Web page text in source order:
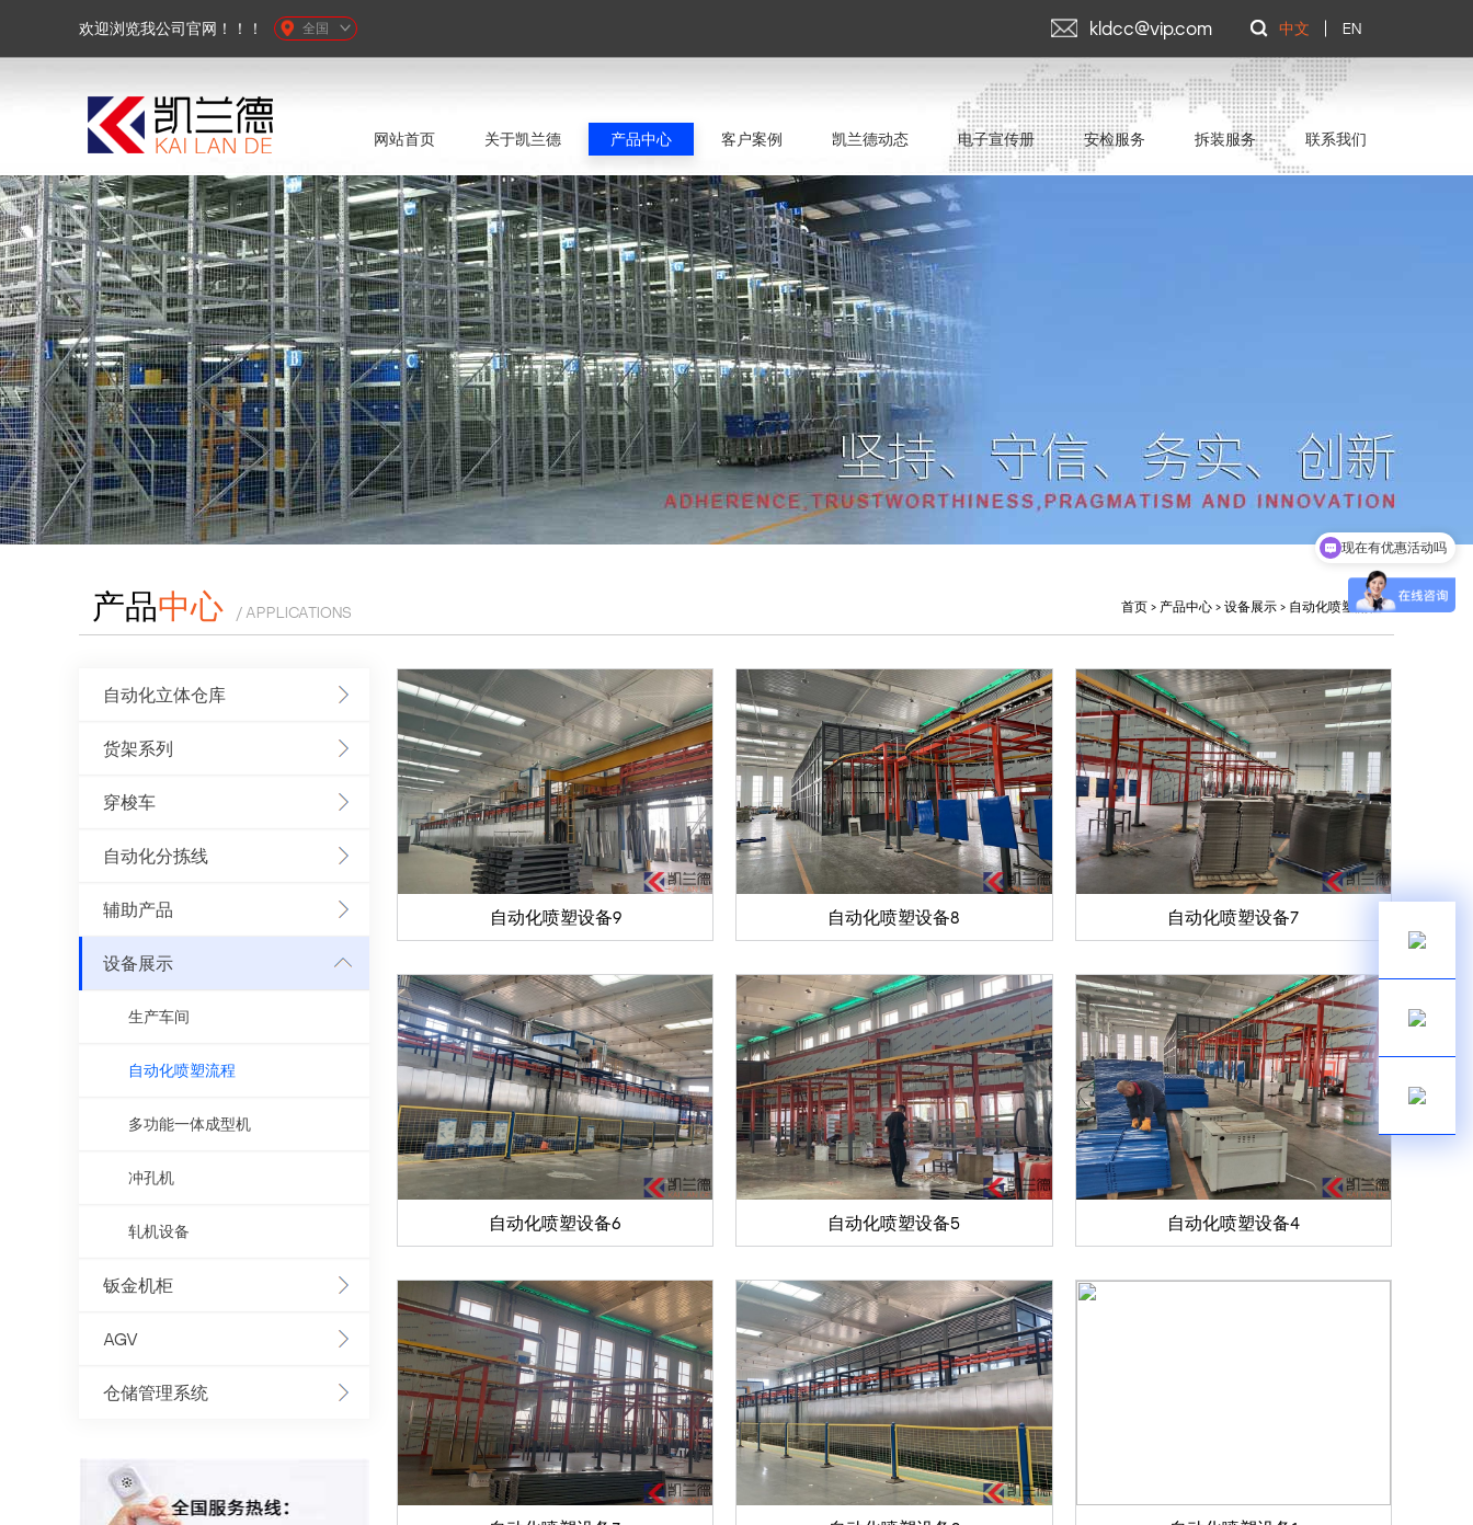
欢迎浏览我公司官网！！！ 全国 kldcc@vip.com 中文 EN
网站首页 关于凯兰德 产品中心 客户案例 凯兰德动态 电子宣传册 安检服务 拆装服务 联系我们
产品中心 / APPLICATIONS 首页 > 产品中心 > 设备展示 > 自动化喷塑流程
自动化立体仓库
货架系列
穿梭车
自动化分拣线
辅助产品
设备展示
生产车间
自动化喷塑流程
多功能一体成型机
冲孔机
轧机设备
钣金机柜
AGV
仓储管理系统
自动化喷塑设备9 自动化喷塑设备8 自动化喷塑设备7
自动化喷塑设备6 自动化喷塑设备5 自动化喷塑设备4
可以介绍下你们的产品么
现在有优惠活动吗